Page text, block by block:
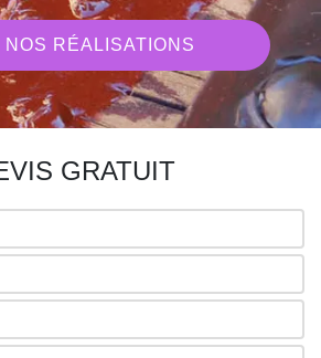
NOS RÉALISATIONS
GRATUIT